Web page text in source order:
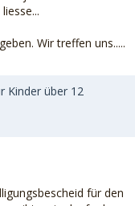
Wir treffen uns.....
Kinder über 12
für den